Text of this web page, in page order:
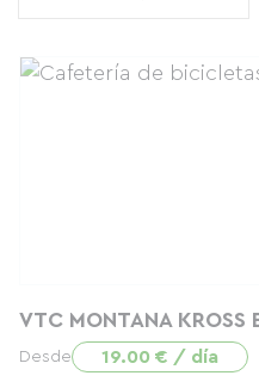
VTC MONTANA KROSS
Desde 19.00 € / día